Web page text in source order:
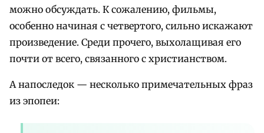
можно обсуждать. К сожалению, фильмы,
особенно начиная с четвертого, сильно искажают
произведение. Среди прочего, выхолащивая его
почти от всего, связанного с христианством.
А напоследок — несколько примечательных фраз
из эпопеи: